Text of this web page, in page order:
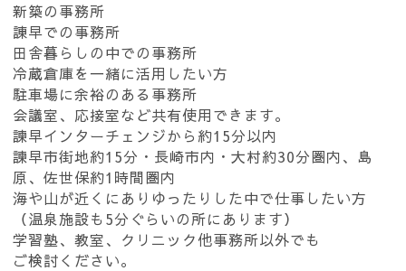
新築の事務所
諌早での事務所
田舎暮らしの中での事務所
冷蔵倉庫を一緒に活用したい方
駐車場に余裕のある事務所
会議室、応接室など共有使用できます。
諫早インターチェンジから約15分以内
諫早市街地約15分・長崎市内・大村約30分圏内、島
原、佐世保約1時間圏内
海や山が近くにありゆったりした中で仕事したい方
（温泉施設も5分ぐらいの所にあります）
学習塾、教室、クリニック他事務所以外でも
ご検討ください。